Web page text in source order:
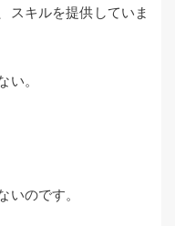
スキルを提供していま
い。
いのです。